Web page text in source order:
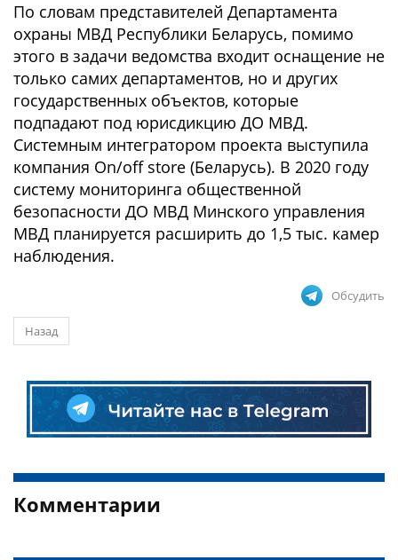
По словам представителей Департамента
охраны МВД Республики Беларусь, помимо
этого в задачи ведомства входит оснащение не
только самих департаментов, но и других
государственных объектов, которые
подпадают под юрисдикцию ДО МВД.
Системным интегратором проекта выступила
компания On/off store (Беларусь). В 2020 году
систему мониторинга общественной
безопасности ДО МВД Минского управления
МВД планируется расширить до 1,5 тыс. камер
наблюдения.
Обсудить
Назад
Комментарии